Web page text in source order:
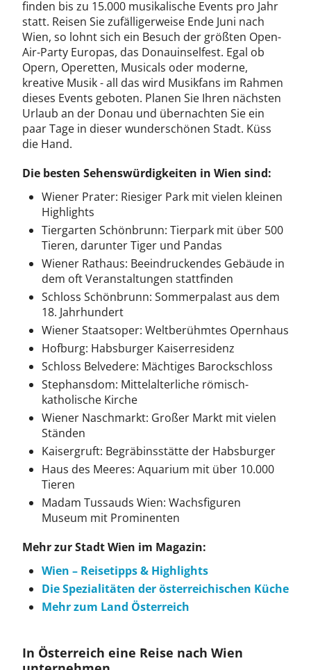
finden bis zu 15.000 musikalische Events pro Jahr
statt. Reisen Sie zufälligerweise Ende Juni nach
Wien, so lohnt sich ein Besuch der größten Open-
Air-Party Europas, das Donauinselfest. Egal ob
Opern, Operetten, Musicals oder moderne,
kreative Musik - all das wird Musikfans im Rahmen
dieses Events geboten. Planen Sie Ihren nächsten
Urlaub an der Donau und übernachten Sie ein
paar Tage in dieser wunderschönen Stadt. Küss
die Hand.
Die besten Sehenswürdigkeiten in Wien sind:
Wiener Prater: Riesiger Park mit vielen kleinen
Highlights
Tiergarten Schönbrunn: Tierpark mit über 500
Tieren, darunter Tiger und Pandas
Wiener Rathaus: Beeindruckendes Gebäude in
dem oft Veranstaltungen stattfinden
Schloss Schönbrunn: Sommerpalast aus dem
18. Jahrhundert
Wiener Staatsoper: Weltberühmtes Opernhaus
Hofburg: Habsburger Kaiserresidenz
Schloss Belvedere: Mächtiges Barockschloss
Stephansdom: Mittelalterliche römisch-
katholische Kirche
Wiener Naschmarkt: Großer Markt mit vielen
Ständen
Kaisergruft: Begräbinsstätte der Habsburger
Haus des Meeres: Aquarium mit über 10.000
Tieren
Madam Tussauds Wien: Wachsfiguren
Museum mit Prominenten
Mehr zur Stadt Wien im Magazin:
Wien – Reisetipps & Highlights
Die Spezialitäten der österreichischen Küche
Mehr zum Land Österreich
In Österreich eine Reise nach Wien